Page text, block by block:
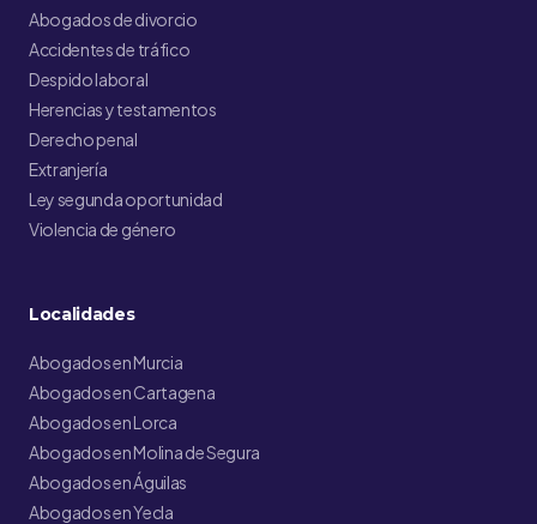
Abogados de divorcio
Accidentes de tráfico
Despido laboral
Herencias y testamentos
Derecho penal
Extranjería
Ley segunda oportunidad
Violencia de género
Localidades
Abogados en Murcia
Abogados en Cartagena
Abogados en Lorca
Abogados en Molina de Segura
Abogados en Águilas
Abogados en Yecla